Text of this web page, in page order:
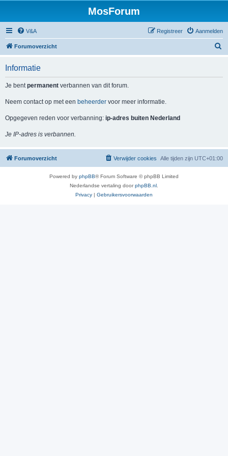
MosForum
V&A Aanmelden
Registreer
Forumoverzicht
Informatie
Je bentpermanent verbannen van dit forum.
Neem contact op met een beheerder voor meer informatie.
Opgegeven reden voor verbanning: ip-adres buiten Nederland
Je IP-adres is verbannen.
Forumoverzicht Alle tijden zijn UTC+01:00
Verwijder cookies
Powered by phpBB® Forum Software © phpBB Limited
Nederlandse vertaling doorphpBB.nl
Privacy | Gebruikersvoorwaarden